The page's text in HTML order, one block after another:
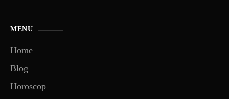
MENU
Home
Blog
Horoscop